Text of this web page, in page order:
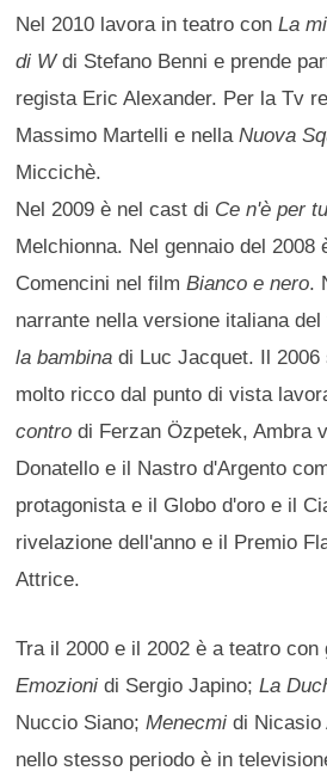
Nel 2010 lavora in teatro conLa
di Wdi Stefano Benni e prende
regista Eric Alexander. Per la Tv
Massimo Martelli e nella Nuova
Miccichè.
Nel 2009 è nel cast di Ce n'è per
Melchionna. Nel gennaio del 2008
Comencini nel filmBianco e nero.
narrante nella versione italiana
la bambina di Luc Jacquet. Il
molto ricco dal punto di vista
contro di Ferzan Özpetek, Ambra
Donatello e il Nastro d'Argento
protagonista e il Globo d'oro e il
rivelazione dell'anno e il Premio
Attrice.
Tra il 2000 e il 2002 è a teatro con
Emozioni di Sergio Japino;La
Nuccio Siano;Menecmi di Nicasio
nello stesso periodo è in